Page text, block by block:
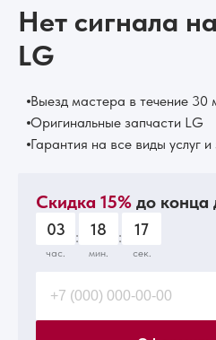
Нет сигнала
LG
Выезд мастера в течение 30
Оригинальные запчасти LG
Гарантия на все виды услуг и
Скидка 15% до конца
03
час.
: 18
мин.
: 15
сек.